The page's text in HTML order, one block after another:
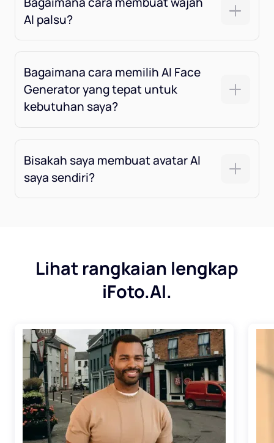
AI palsu?
Bagaimana cara memilih AI Face
Generator yang tepat untuk
kebutuhan saya?
Bisakah saya membuat avatar AI
saya sendiri?
Lihat rangkaian lengkap
iFoto.AI.